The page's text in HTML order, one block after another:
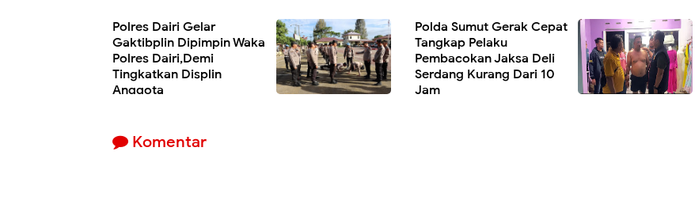
Polres Dairi Gelar
Gaktibplin Dipimpin Waka
Polres Dairi,Demi
Tingkatkan Displin
Anggota
Polda Sumut Gerak Cepat
Tangkap Pelaku
Pembacokan Jaksa Deli
Serdang Kurang Dari 10
Jam
Komentar